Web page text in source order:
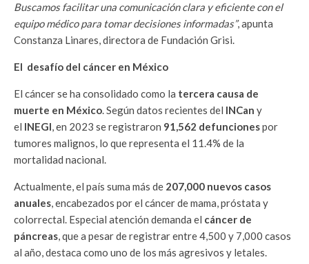
Buscamos facilitar una comunicación clara y eficiente con el
equipo médico para tomar decisiones informadas”, apunta
Constanza Linares, directora de Fundación Grisi.
El desafío del cáncer en México
El cáncer se ha consolidado como la tercera causa de
muerte en México. Según datos recientes del INCan y
el INEGI, en 2023 se registraron 91,562 defuncionespor
tumores malignos, lo que representa el 11.4% de la
mortalidad nacional.
Actualmente, el país suma más de 207,000 nuevos casos
anuales, encabezados por el cáncer de mama, próstata y
colorrectal. Especial atención demanda el cáncer de
páncreas, que a pesar de registrar entre 4,500 y 7,000 casos
al año, destaca como uno de los más agresivos y letales.